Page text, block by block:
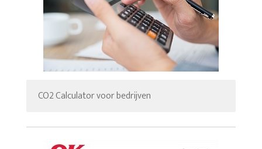
CO2 Calculator voor bedrijven